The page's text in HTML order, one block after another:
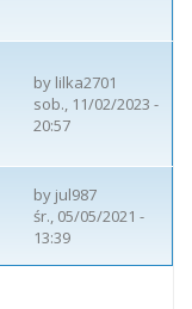
by lilka2701
sob., 11/02/2023 -
20:57
by jul987
śr., 05/05/2021 -
13:39